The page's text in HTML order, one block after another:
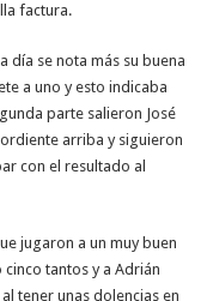
factura.
día se nota más su buena
a uno y esto indicaba
parte salieron José
arriba y siguieron
con el resultado al
jugaron a un muy buen
tantos y a Adrián
tener unas dolencias en